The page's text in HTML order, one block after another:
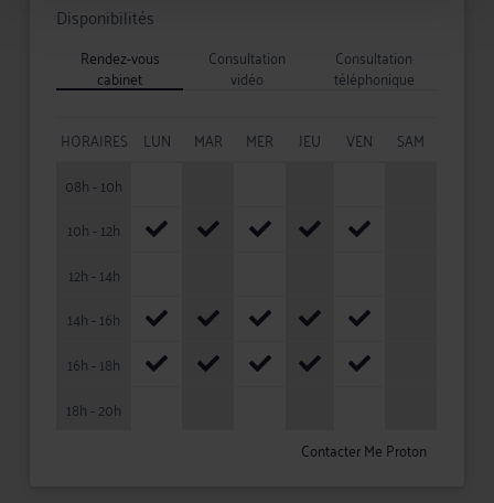
Disponibilités
Rendez-vous
cabinet
Consultation
vidéo
Consultation
téléphonique
HORAIRES LUN MAR MER JEU VEN
SAM
08h - 10h
10h - 12h
12h - 14h
14h - 16h
16h - 18h
18h - 20h
Contacter Me Proton